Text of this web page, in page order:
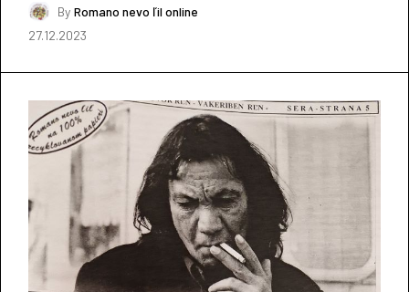
By Romano nevo ľil online
27.12.2023